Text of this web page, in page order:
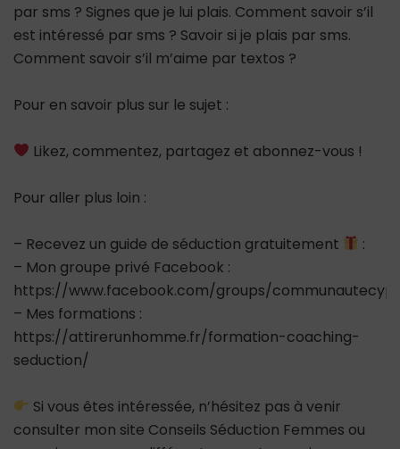
par sms ? Signes que je lui plais. Comment savoir s’il
est intéressé par sms ? Savoir si je plais par sms.
Comment savoir s’il m’aime par textos ?
Pour en savoir plus sur le sujet :
Likez, commentez, partagez et abonnez-vous !
Pour aller plus loin :
– Recevez un guide de séduction gratuitement
:
– Mon groupe privé Facebook :
https://www.facebook.com/groups/
– Mes formations :
https://attirerunhomme.fr/formation-coaching-
seduction/
Si vous êtes intéressée, n’hésitez pas à venir
consulter mon site Conseils Séduction Femmes ou